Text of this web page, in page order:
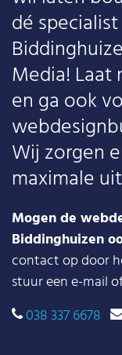
dé
Media!
en ga ook
Wij zorgen
maximale
Mogen de
Biddinghuizen
contact op door
stuur een e-mail
038 337 6678